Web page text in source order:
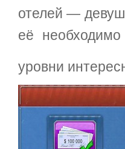
отелей —
её
уровни